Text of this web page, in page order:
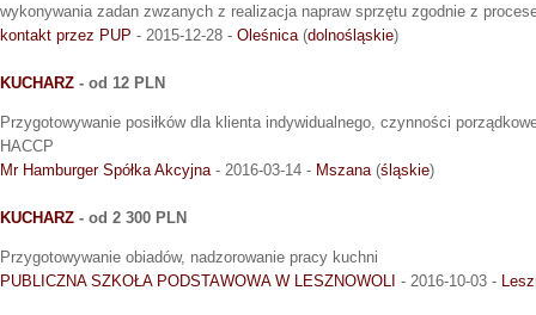
wykonywania zadan zwzanych z realizacja napraw sprzętu zgodnie z
kontakt przez PUP - 2015-12-28 - Oleśnica (dolnośląskie)
KUCHARZ - od 12 PLN
Przygotowywanie posiłków dla klienta indywidualnego, czynności
HACCP
Mr Hamburger Spółka Akcyjna - 2016-03-14 - Mszana (śląskie)
KUCHARZ - od 2 300 PLN
Przygotowywanie obiadów, nadzorowanie pracy kuchni
PUBLICZNA SZKOŁA PODSTAWOWA W LESZNOWOLI - 2016-10-03 -